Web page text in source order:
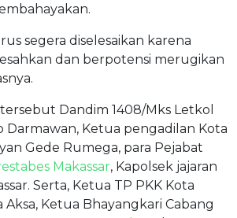
segera diselesaikan karena
dan berpotensi merugikan
Dandim 1408/Mks Letkol
Darmawan, Ketua pengadilan Kota
Gede Rumega, para Pejabat
Makassar, Kapolsek jajaran
Serta, Ketua TP PKK Kota
Aksa, Ketua Bhayangkari Cabang